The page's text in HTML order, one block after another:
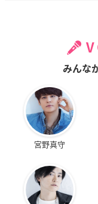
みんな
宮野真守